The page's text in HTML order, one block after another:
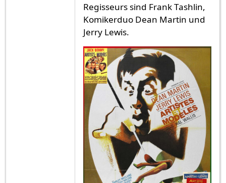
Regisseurs sind Frank Tashlin,
Komikerduo Dean Martin und
Jerry Lewis.